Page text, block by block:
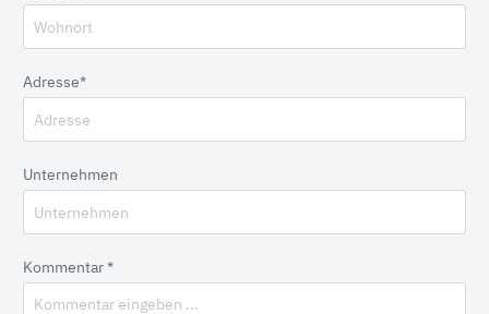
Adresse*
Unternehmen
Kommentar *